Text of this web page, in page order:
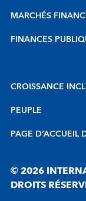
MARCHÉS
FINANCES
CROISSANCE
PEUPLE
PAGE D’ACCUEIL
© 2026
DROITS